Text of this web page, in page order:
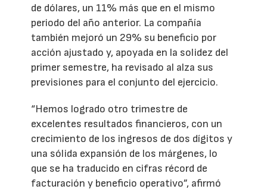
de dólares, un 11% más que en el mismo
periodo del año anterior. La compañía
también mejoró un 29% su beneficio por
acción ajustado y, apoyada en la solidez del
primer semestre, ha revisado al alza sus
previsiones para el conjunto del ejercicio.
“Hemos logrado otro trimestre de
excelentes resultados financieros, con un
crecimiento de los ingresos de dos dígitos y
una sólida expansión de los márgenes, lo
que se ha traducido en cifras récord de
facturación y beneficio operativo”, afirmó